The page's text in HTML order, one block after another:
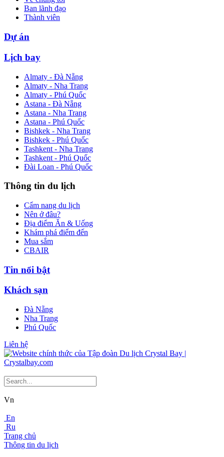
Ban lãnh đạo
Thành viên
Dự án
Lịch bay
Almaty - Đà Nẵng
Almaty - Nha Trang
Almaty - Phú Quốc
Astana - Đà Nẵng
Astana - Nha Trang
Astana - Phú Quốc
Bishkek - Nha Trang
Bishkek - Phú Quốc
Tashkent - Nha Trang
Tashkent - Phú Quốc
Đài Loan - Phú Quốc
Thông tin du lịch
Cẩm nang du lịch
Nên ở đâu?
Địa điểm Ăn & Uống
Khám phá điểm đến
Mua sắm
CBAIR
Tin nổi bật
Khách sạn
Đà Nẵng
Nha Trang
Phú Quốc
Liên hệ
Vn
En
Ru
Trang chủ
Thông tin du lịch